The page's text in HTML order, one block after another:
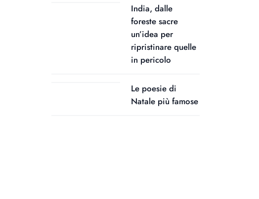
India, dalle
foreste sacre
un’idea per
ripristinare quelle
in pericolo
Le poesie di
Natale più famose